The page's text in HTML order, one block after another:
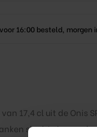
16:00 besteld, morgen
17,4 cl uit de Onis
slechts in